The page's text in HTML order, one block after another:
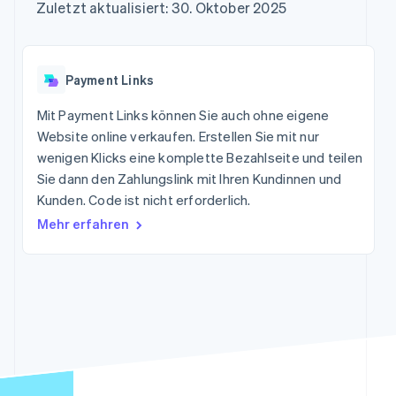
Authorization
Optimierung der
Autorisierungsraten
Link
Beschleunigter
Bezahlvorgang
Financial
Connections
Verbundene
Data Pipeline
Geldmanagement
SaaS
Nach Branche
KI-Unternehmen
Creator Economy
Gaming
Bewirtung, Reisen und
Versicherungen
Marktplatz auf
Abonnementverwaltung
So setzen Sie
Abrechnung um
Stablecoin-gestützte
Karten ausgeben: So
geht´s
Bereitstellung und
Verwaltung von
Diensten mit Agenten
Newsroom
Stripe Press
Kontakt
Sales-Team
kontaktieren
Partner werden
Zuletzt aktualisiert: 30. Oktober 2025
Payment Links
Mit Payment Links können Sie auch ohne eigene
Website online verkaufen. Erstellen Sie mit nur
wenigen Klicks eine komplette Bezahlseite und teilen
Sie dann den Zahlungslink mit Ihren Kundinnen und
Kunden. Code ist nicht erforderlich.
Mehr erfahren